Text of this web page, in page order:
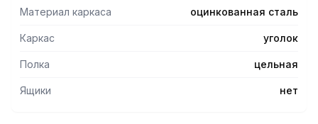
Материал каркаса оцинкованная сталь
Каркас уголок
Полка цельная
Ящики нет